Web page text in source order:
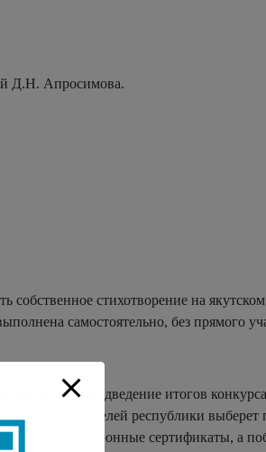
Д.Н. Апросимова.
собственное стихотворение на
самостоятельно, без прямого
Подведение итогов
писателей республики выберет
получат электронные сертификаты, а